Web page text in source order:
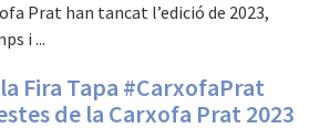
Prat han tancat l’edició de 2023,
i ...
Fira Tapa #CarxofaPrat
de la Carxofa Prat 2023